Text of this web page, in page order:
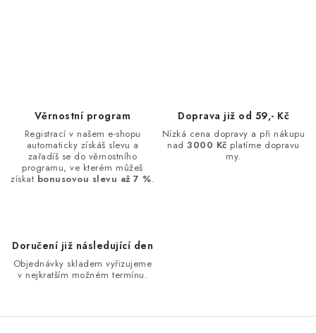
p
k
y
p
Věrnostní program
Registrací v našem e-shopu
automaticky získáš slevu a
zařadíš se do věrnostního
programu, ve kterém můžeš
získat bonusovou slevu až 7 %.
Doprava již od 59,- Kč
Nízká cena dopravy a při nákupu
nad3000 Kč platíme dopravu
my.
Doručení již následující den
Objednávky skladem vyřizujeme
v nejkratším možném termínu.